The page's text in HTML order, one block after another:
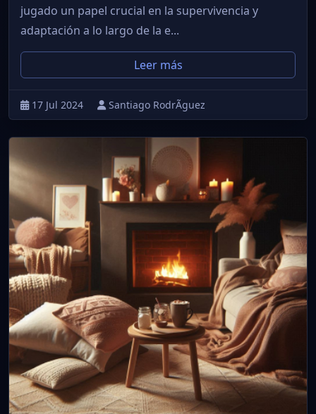
jugado un papel crucial en la supervivencia y
adaptación a lo largo de la e...
Leer más
17 Jul 2024 Santiago RodrÃ­guez